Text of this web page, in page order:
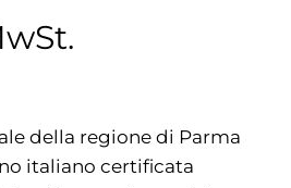
della regione di Parma
italiano certificata